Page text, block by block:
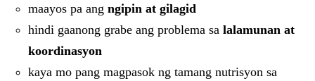
maayos pa ang ngipin at gilagid
hindi gaanong grabe ang problema sa lalamunan at
koordinasyon
kaya mo pang magpasok ng tamang nutrisyon sa